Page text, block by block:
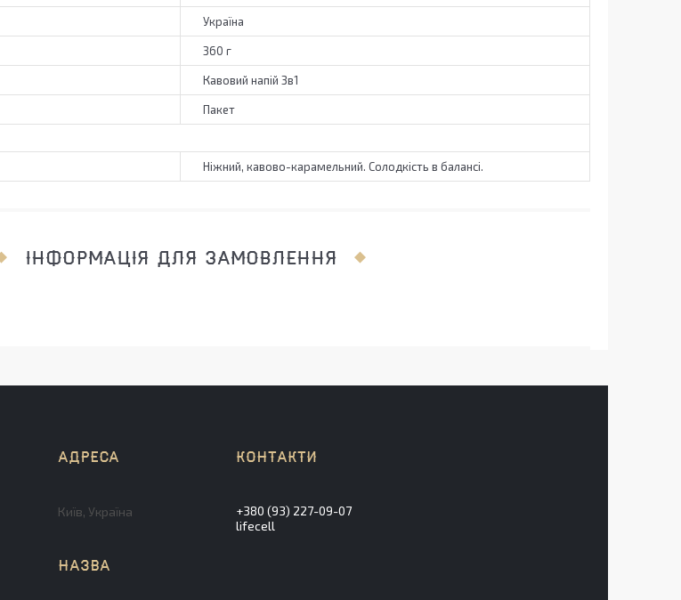
Україна
360 г
Кавовий напій 3в1
Пакет
Ніжний, кавово-карамельний. Солодкість в балансі.
ІНФОРМАЦІЯ ДЛЯ ЗАМОВЛЕННЯ
Київ, Україна
+380 (93) 227-09-07
lifecell